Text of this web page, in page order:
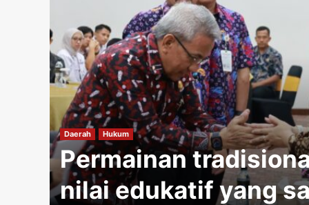
Daerah Hukum
Permainan
nilai edukatif yang